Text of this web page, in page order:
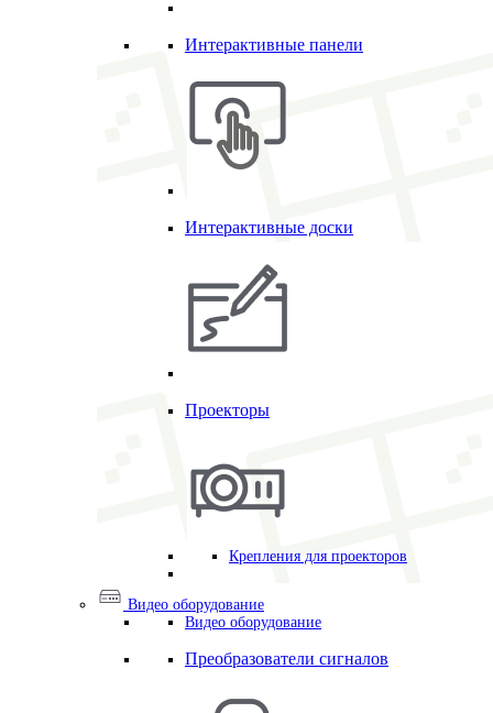
Интерактивные панели
Интерактивные доски
Проекторы
Крепления для проекторов
Видео оборудование
Видео оборудование
Преобразователи сигналов